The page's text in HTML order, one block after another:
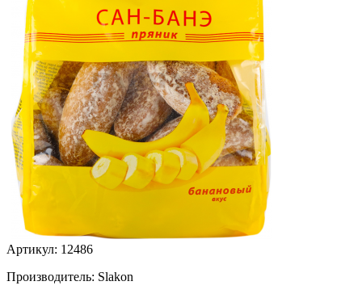
Артикул: 12486
Производитель: Slakon